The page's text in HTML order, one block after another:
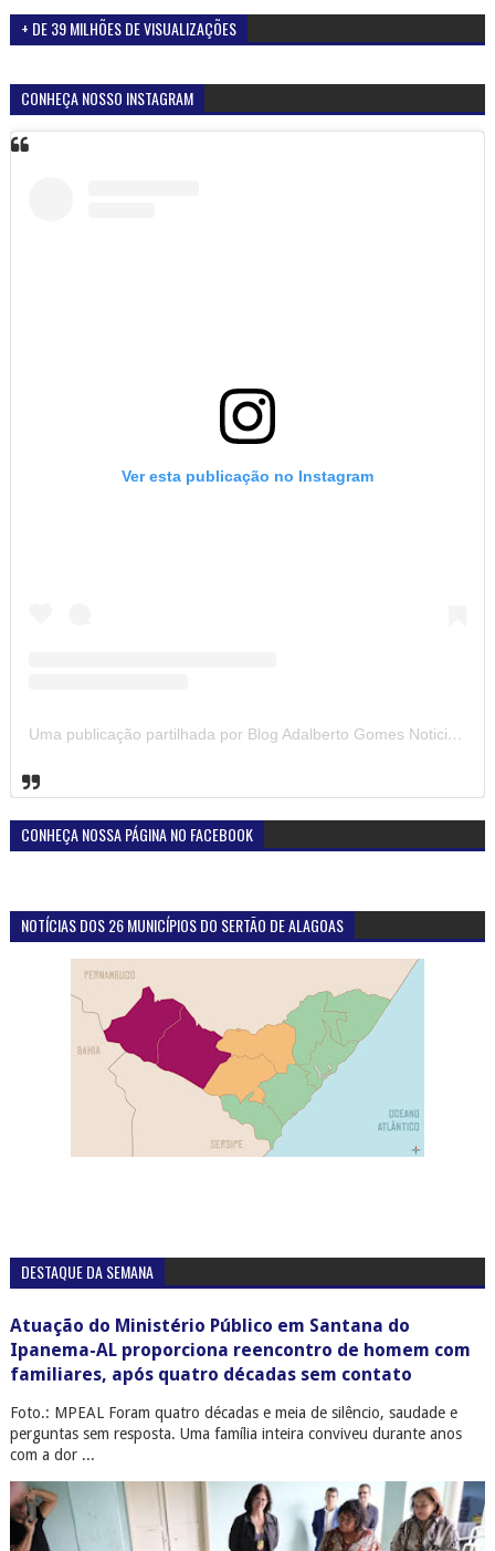
+ DE 39 MILHÕES DE VISUALIZAÇÕES
CONHEÇA NOSSO INSTAGRAM
Ver esta publicação no Instagram
Uma publicação partilhada por Blog Adalberto Gomes Noticias (@blogadalbertogomesnoticiass)
CONHEÇA NOSSA PÁGINA NO FACEBOOK
NOTÍCIAS DOS 26 MUNICÍPIOS DO SERTÃO DE ALAGOAS
DESTAQUE DA SEMANA
Atuação do Ministério Público em Santana do
Ipanema-AL proporciona reencontro de homem com
familiares, após quatro décadas sem contato
Foto.: MPEAL Foram quatro décadas e meia de silêncio, saudade e
perguntas sem resposta. Uma família inteira conviveu durante anos
com a dor ...